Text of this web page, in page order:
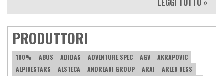
PRODUTTORI
100% ABUS ADIDAS ADVENTURE SPEC AGV
AKRAPOVIC
ALPINESTARS
ALSTECA ANDREANI GROUP ARAI
ARLEN NESS